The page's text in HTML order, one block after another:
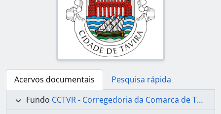
Acervos documentais
Pesquisa rápida
Fundo CCTVR - Corregedoria da Comarca de Tavira